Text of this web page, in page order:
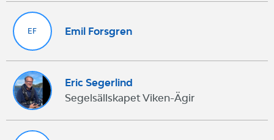
EF Emil Forsgren
Eric Segerlind
Segelsällskapet Viken-Ägir